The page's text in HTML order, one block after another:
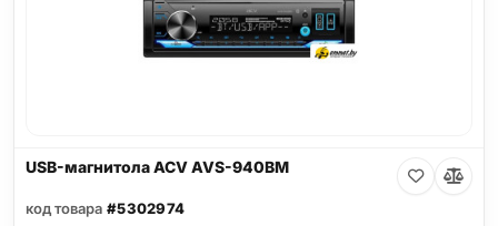
USB-магнитола ACV AVS-940BM
код товара #5302974